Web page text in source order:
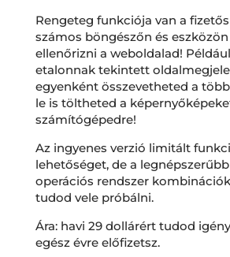
Rengeteg funkciója van a
számos böngészőn és
ellenőrizni a weboldalad!
etalonnak tekintett
egyenként összevetheted a
le is töltheted a
számítógépedre!
Az ingyenes verzió limitált
lehetőséget, de a
operációs rendszer
tudod vele próbálni.
Ára: havi 29 dollárért tudod
egész évre előfizetsz.